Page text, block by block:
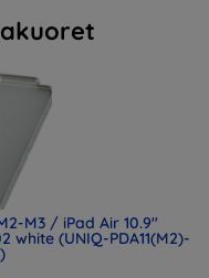
M3 / iPad Air 10.9"
(UNIQ-PDA11(M2)-